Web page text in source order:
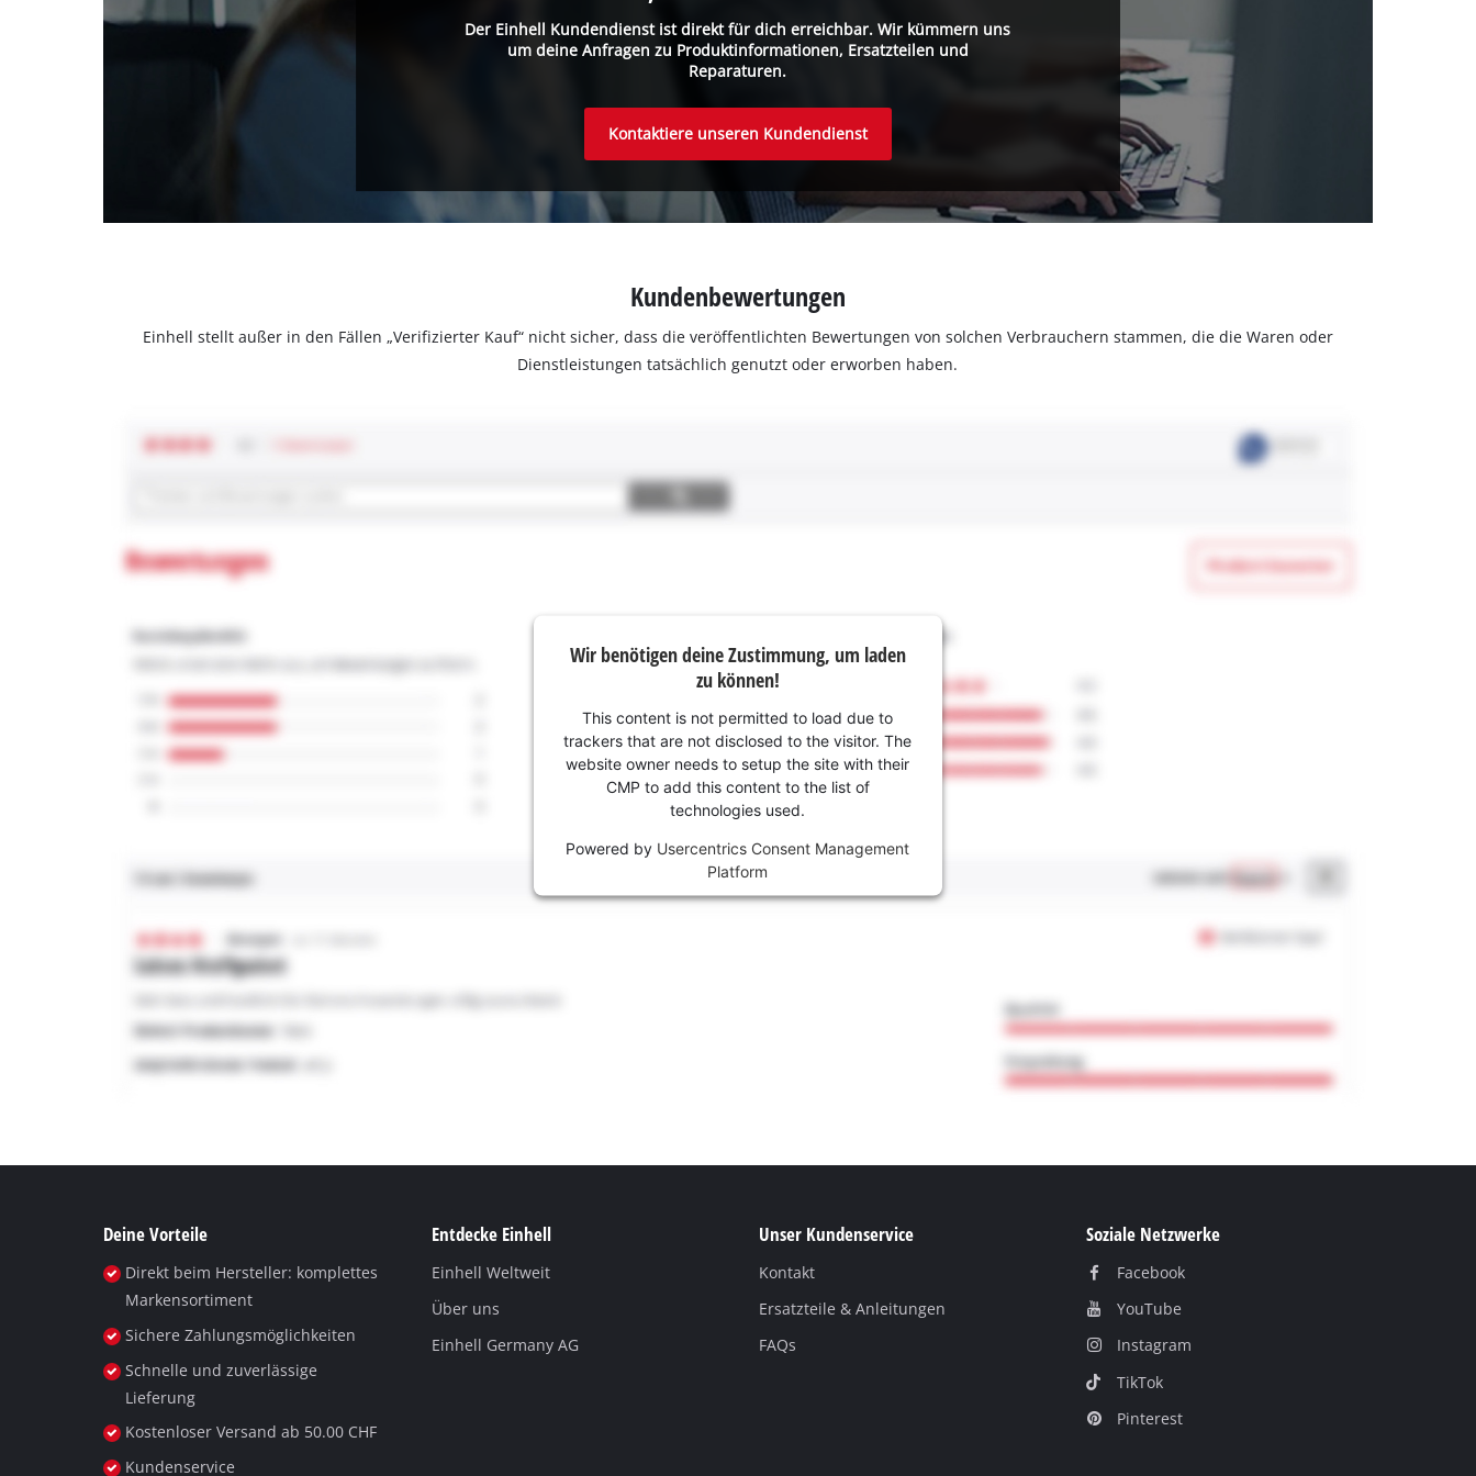
Der Einhell Kundendienst ist direkt für dich erreichbar. Wir kümmern uns
um deine Anfragen zu Produktinformationen, Ersatzteilen und
Reparaturen.
Kontaktiere unseren Kundendienst
Kundenbewertungen
Einhell stellt außer in den Fällen „Verifizierter Kauf“ nicht sicher, dass die veröffentlichten Bewertungen von solchen Verbrauchern stammen, die die Waren oder
Dienstleistungen tatsächlich genutzt oder erworben haben.
Wir benötigen deine Zustimmung, um laden
zu können!
This content is not permitted to load due to
trackers that are not disclosed to the visitor. The
website owner needs to setup the site with their
CMP to add this content to the list of
technologies used.
Powered by Usercentrics Consent Management
Platform
Deine Vorteile
Direkt beim Hersteller: komplettes
Markensortiment
Sichere Zahlungsmöglichkeiten
Schnelle und zuverlässige
Lieferung
Kostenloser Versand ab 50.00 CHF
Kundenservice
Entdecke Einhell
Einhell Weltweit
Über uns
Einhell Germany AG
Unser Kundenservice
Kontakt
Ersatzteile & Anleitungen
FAQs
Soziale Netzwerke
Facebook
YouTube
Instagram
TikTok
Pinterest